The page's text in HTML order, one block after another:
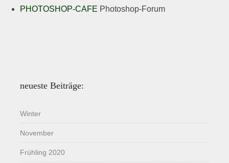
PHOTOSHOP-CAFE Photoshop-Forum
neueste Beiträge:
Winter
November
Frühling 2020